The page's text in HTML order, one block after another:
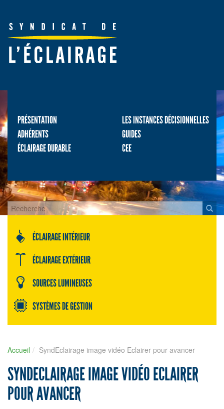
PRÉSENTATION
LES INSTANCES DÉCISIONNELLES
ADHÉRENTS
GUIDES
ÉCLAIRAGE DURABLE
CEE
ÉCLAIRAGE INTÉRIEUR
ÉCLAIRAGE EXTÉRIEUR
SOURCES LUMINEUSES
SYSTÈMES DE GESTION
Accueil SyndEclairage image vidéo Eclairer pour avancer
SYNDECLAIRAGE IMAGE VIDÉO ECLAIRER
POUR AVANCER